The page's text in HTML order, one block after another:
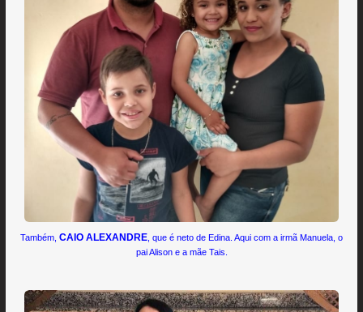
Também, CAIO ALEXANDRE , que é neto de Edina. Aqui com a irmã Manuela, o
pai Alison e a mãe Tais.